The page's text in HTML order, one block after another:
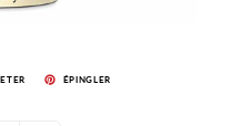
ÉPINGLER